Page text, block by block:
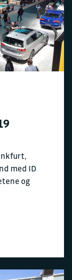
med ID
og